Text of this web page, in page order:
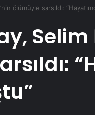
ölümüyle sarsıldı:
Selim